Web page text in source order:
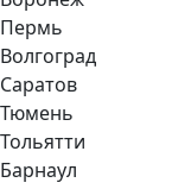
Пермь
Волгоград
Саратов
Тюмень
Тольятти
Барнаул